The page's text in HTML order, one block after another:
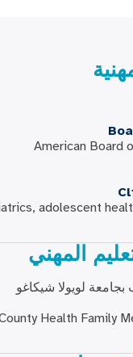
American Board
adolescent
المهني
لويولا شيكاغو
Health Family